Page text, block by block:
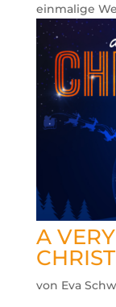
einmalige
A
von Eva